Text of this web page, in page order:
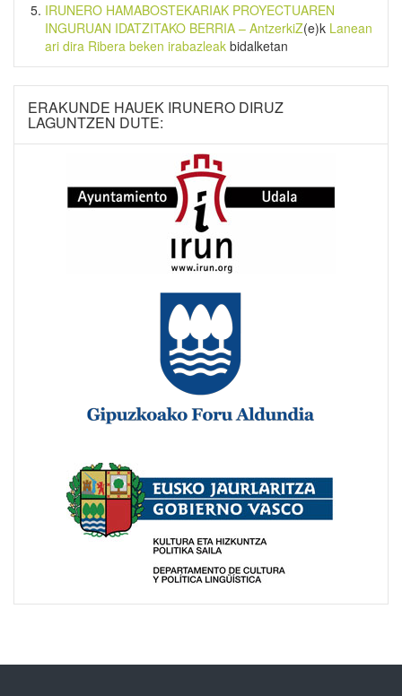
IRUNERO HAMABOSTEKARIAK PROYECTUAREN
INGURUAN IDATZITAKO BERRIA – AntzerkiZ(e)k Lanean
ari dira Ribera beken irabazleak bidalketan
ERAKUNDE HAUEK IRUNERO DIRUZ
LAGUNTZEN DUTE: